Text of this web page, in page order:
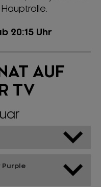
20:15 Uhr
AUF
TV
Purple